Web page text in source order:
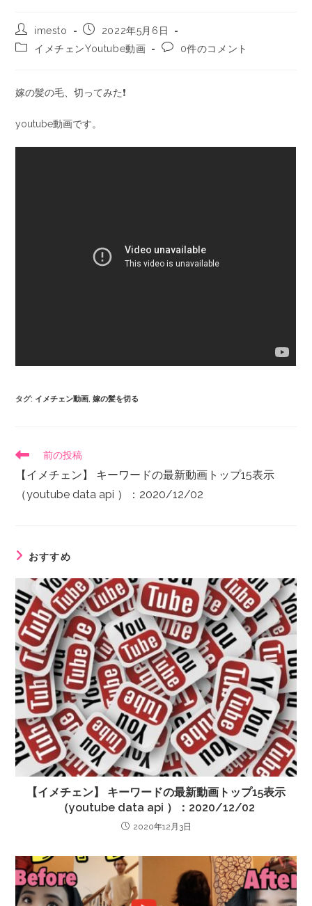
imesto
2022年5月6日
イメチェンYoutube動画
0件のコメント
嫁の髪の毛、切ってみた❗️
youtube動画です。
タグ: イメチェン動画, 嫁の髪を切る
前の投稿
【イメチェン】 キーワードの最新動画トップ15表示
（youtube data api ）：2020/12/02
おすすめ
【イメチェン】 キーワードの最新動画トップ15表示
（youtube data api ）：2020/12/02
2020年12月3日